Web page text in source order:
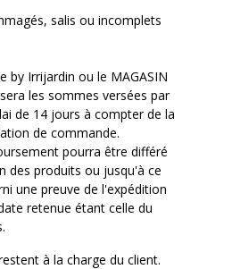
salis ou incomplets
by Irrijardin ou le MAGASIN
les sommes versées par
de 14 jours à compter de la
de commande.
pourra être différé
des produits ou jusqu'à ce
une preuve de l'expédition
retenue étant celle du
à la charge du client.